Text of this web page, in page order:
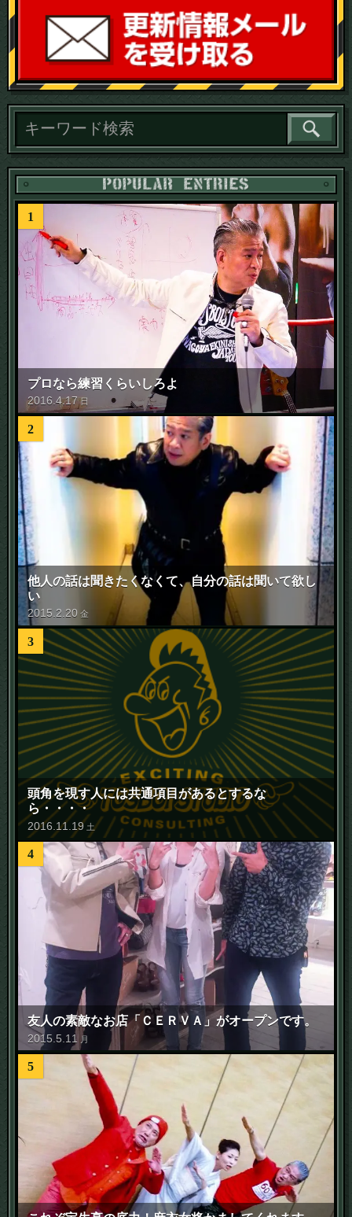
読
1
プロなら練習くらいしろよ
2016.4.17 日
2
他人の話は聞きたくなくて、自分の話は聞いて欲し
い
2015.2.20 金
3
頭角を現す人には共通項目があるとするな
ら・・・・
2016 11 19 土
4
友人の素敵なお店「ＣＥＲＶＡ」がオープンです。
2015 5 11 月
5